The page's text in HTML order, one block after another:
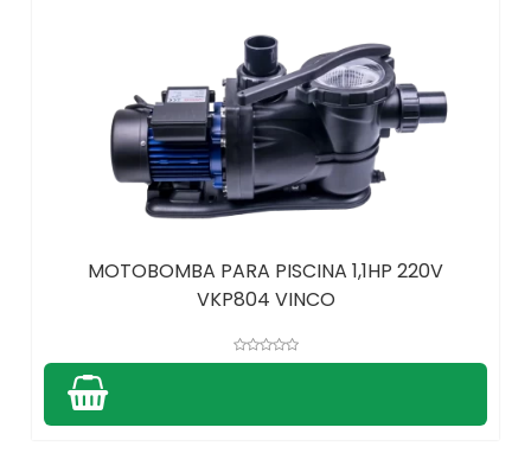
MOTOBOMBA PARA PISCINA 1,1HP 220V
VKP804 VINCO